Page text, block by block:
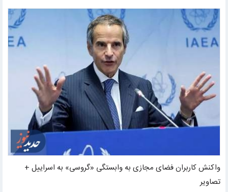
واکنش کاربران فضای مجازی به وابستگی «گروسی» به اسراییل +
تصاویر